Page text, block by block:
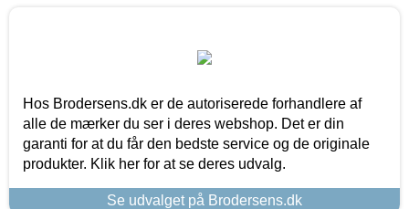
Hos Brodersens.dk er de autoriserede forhandlere af
alle de mærker du ser i deres webshop. Det er din
garanti for at du får den bedste service og de originale
produkter. Klik her for at se deres udvalg.
Se udvalget på Brodersens.dk